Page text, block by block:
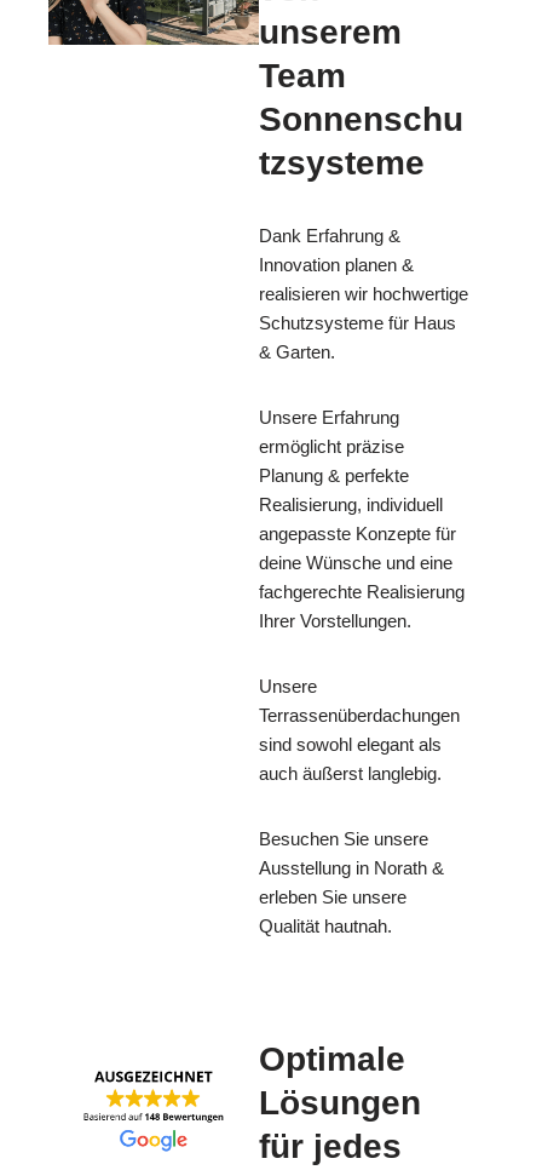
unserem
Team
Sonnenschu
tzsysteme
Dank Erfahrung &
Innovation planen &
realisieren wir hochwertige
Schutzsysteme für Haus
& Garten.
Unsere Erfahrung
ermöglicht präzise
Planung & perfekte
Realisierung, individuell
angepasste Konzepte für
deine Wünsche und eine
fachgerechte Realisierung
Ihrer Vorstellungen.
Unsere
Terrassenüberdachungen
sind sowohl elegant als
auch äußerst langlebig.
Besuchen Sie unsere
Ausstellung in Norath &
erleben Sie unsere
Qualität hautnah.
Optimale
Lösungen
für jedes